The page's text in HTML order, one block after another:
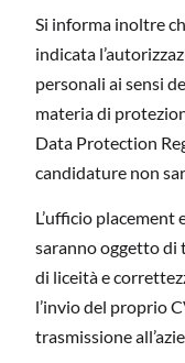
Si informa inoltre
indicata
personali ai sensi
materia di
Data Protection
candidature non
L’ufficio
saranno oggetto
di liceità e
l’invio del proprio
trasmissione